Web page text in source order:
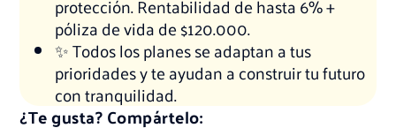
¿Te gusta? Compártelo:
póliza de vida de $120.000.
✨ Todos los planes se adaptan a tus
prioridades y te ayudan a construir tu futuro
con tranquilidad.